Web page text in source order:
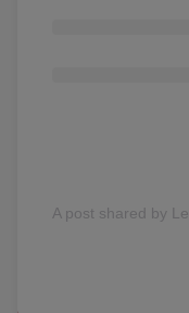
A post shared by